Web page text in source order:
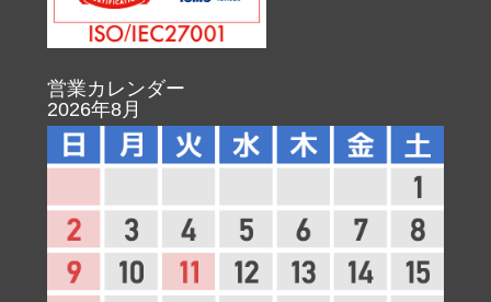
営業カレンダー
2026年8月